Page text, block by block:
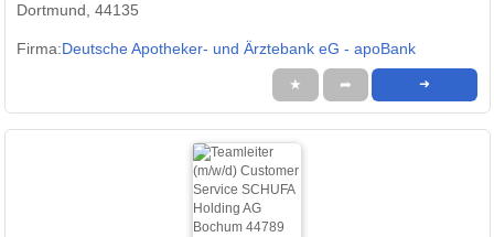
Dortmund, 44135
Firma:Deutsche Apotheker- und Ärztebank eG - apoBank
★ ➦ ➜